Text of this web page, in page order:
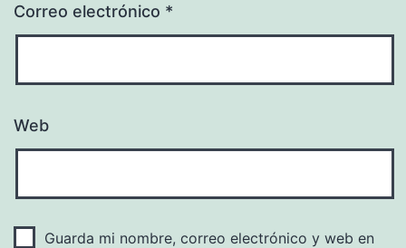
Correo electrónico *
Web
Guarda mi nombre, correo electrónico y web en